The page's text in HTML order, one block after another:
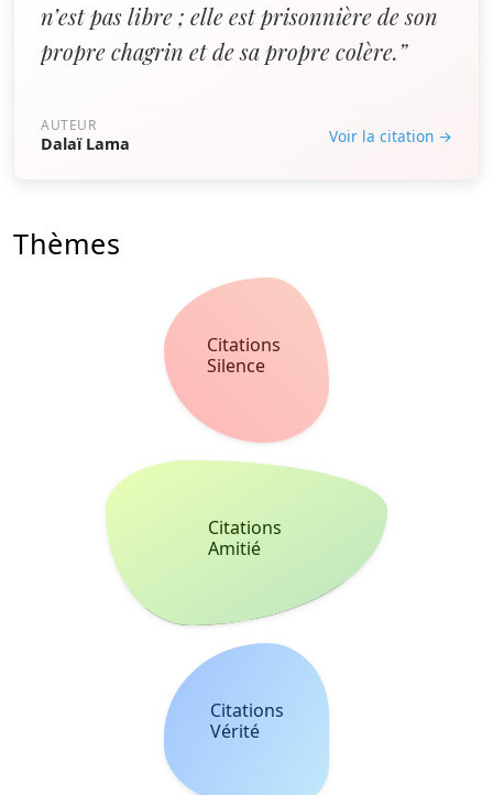
n’est pas libre ; elle est prisonnière de son
propre chagrin et de sa propre colère.”
AUTEUR
Dalaï Lama Voir la citation →
Thèmes
Citations
Silence
Vérité
Citations
Solitude
Citations
Déception